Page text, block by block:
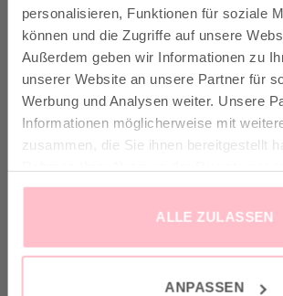
personalisieren, Funktionen für soziale
können und die Zugriffe auf unsere
Außerdem geben wir Informationen zu
unserer Website an unsere Partner für
Werbung und Analysen weiter. Unsere
Informationen möglicherweise mit
zusammen, die Sie ihnen bereitgestellt
ALLE ZULASSEN
ANPASSEN
VERSAND & INFO
✓ Klimaneutraler Versand mit DHL / GoGreen
und Retoure
VERTRAG WIDERRUFEN